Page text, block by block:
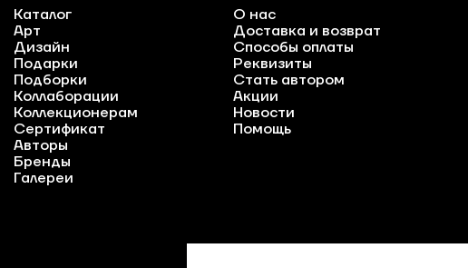
Каталог
Арт
Дизайн
Подарки
Подборки
Коллаборации
Коллекционерам
Сертификат
Авторы
Бренды
Галереи
О нас
Доставка и возврат
Способы оплаты
Реквизиты
Стать автором
Акции
Новости
Помощь